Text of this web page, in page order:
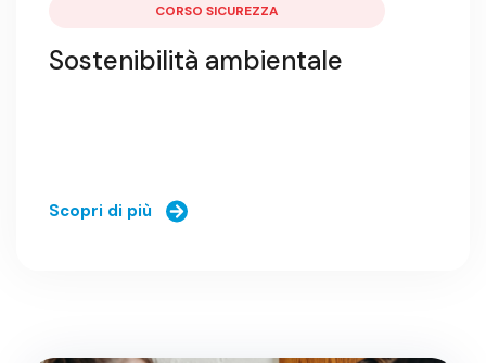
CORSO SICUREZZA
Sostenibilità ambientale
Scopri di più